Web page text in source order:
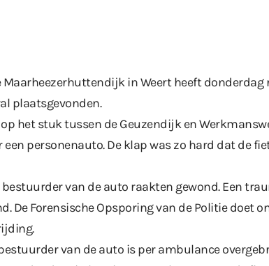
Maarheezerhuttendijk in Weert heeft donderdag
plaatsgevonden.
het stuk tussen de Geuzendijk en
een personenauto. De klap was zo hard dat de
bestuurder van de auto raakten gewond. Een
De Forensische Opsporing van de Politie doet
van de auto is per ambulance